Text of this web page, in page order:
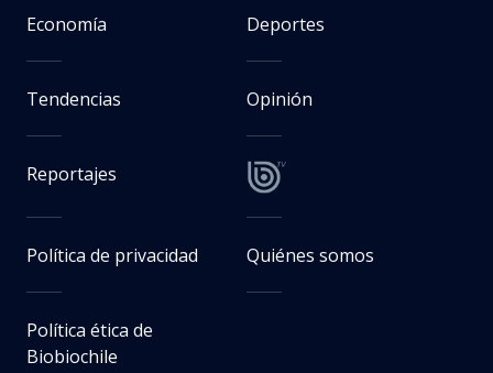
Economía Deportes
Tendencias Opinión
Reportajes
Política de privacidad Quiénes somos
Política ética de
Biobiochile